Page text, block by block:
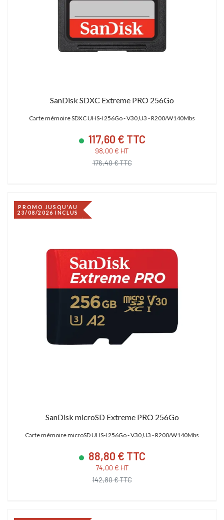
28 627,19 € TTC
21 600,00 € TTC
SanDisk SDXC Extreme PRO 256Go
Carte mémoire SDXC UHS-I 256Go - V30,U3 - R200/W140Mbs
117,60 € TTC
98,00 € HT
176,40 € TTC
PROMO JUSQU'AU
23/08/2026 INCLUS
SanDisk microSD Extreme PRO 256Go
Carte mémoire microSD UHS-I 256Go - V30,U3 - R200/W140Mbs
88,80 € TTC
74,00 € HT
142,80 € TTC